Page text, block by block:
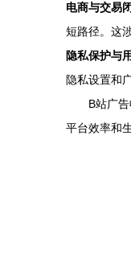
电商与交易
短路径。这
隐私保护与
隐私设置和
B站广
平台效率和